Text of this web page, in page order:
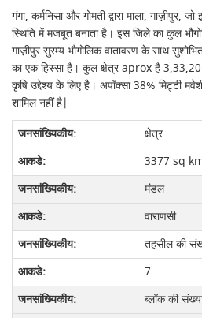
गंगा, कर्मनिसा और गोमती द्वारा माला, गाज़ीपुर,
स्थिति में मजबूत बनाता है। इस जिले का कुल
गाज़ीपुर सुरम्य भौगोलिक वातावरण के साथ
का एक हिस्सा है। कुल क्षेत्र aprox है
कृषि उद्देश्य के लिए है। अपॉक्सा 38% मिट्टी
शामिल नहीं है|
क्षेत्र
3377 sq
मंडल
वाराणसी
तहसील की
7
ब्लॉक की